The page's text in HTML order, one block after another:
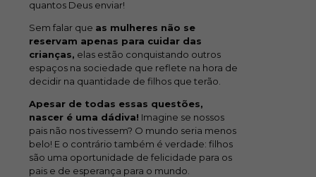
quantos Deus enviar!
Sem falar que as mulheres não se
reservam apenas para cuidar das
crianças, elas estão conquistando outros
espaços na sociedade que reflete na hora de
decidir na quantidade de filhos que terão.
Apesar de todas essas questões,
nascer é uma dádiva! Imagine se nossos
pais não nos tivessem? O mundo seria menos
belo! E o contrário também é verdade: filhos
são uma oportunidade de felicidade para os
pais e de esperança para o mundo.